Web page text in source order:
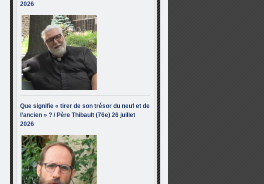
2026
Que signifie « tirer de son trésor du neuf et de
l’ancien » ? / Père Thibault (76e) 26 juillet
2026